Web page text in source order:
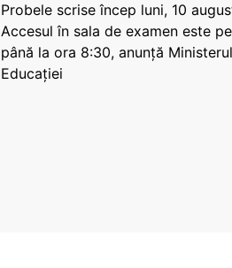
Probele scrise încep luni, 10
Accesul în sala de examen este
până la ora 8:30, anunță Ministerul
Educației